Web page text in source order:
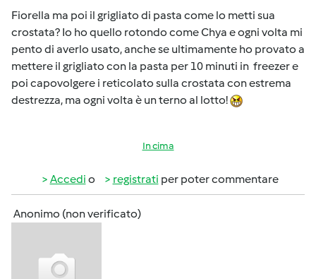
Fiorella ma poi il grigliato di pasta come lo metti sua
crostata? Io ho quello rotondo come Chya e ogni volta mi
pento di averlo usato, anche se ultimamente ho provato a
mettere il grigliato con la pasta per 10 minuti in freezer e
poi capovolgere i reticolato sulla crostata con estrema
destrezza, ma ogni volta è un terno al lotto!
In cima
Accedi o registrati per poter commentare
Anonimo (non verificato)